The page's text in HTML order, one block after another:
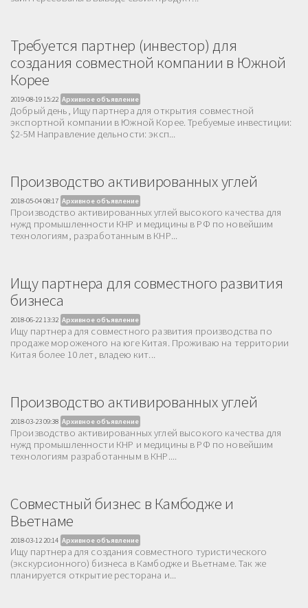
Требуется партнер (инвестор) для
создания совместной компании в Южной
Корее
2019-08-19 15:22 Архивное объявление
Добрый день, Ищу партнера для открытия совместной
экспортной компании в Южной Корее. Требуемые инвестиции:
$2-5M Направление дельности: эксп...
Производство активированных углей
2018-05-04 08:17 Архивное объявление
Производство активированных углей высокого качества для
нужд промышленности КНР и медицины в РФ по новейшим
технологиям, разработанным в КНР...
Ищу партнера для совместного развития
бизнеса
2018-06-22 13:32 Архивное объявление
Ищу партнера для совместного развития производства по
продаже мороженого на юге Китая. Проживаю на территории
Китая более 10 лет, владею кит...
Производство активированных углей
2018-03-23 09:38 Архивное объявление
Производство активированных углей высокого качества для
нужд промышленности КНР и медицины в РФ по новейшим
технологиям разработанным в КНР....
Совместный бизнес в Камбодже и
Вьетнаме
2018-03-12 20:14 Архивное объявление
Ищу партнера для создания совместного туристического
(экскурсионного) бизнеса в Камбодже и Вьетнаме. Так же
планируется открытие ресторана и...